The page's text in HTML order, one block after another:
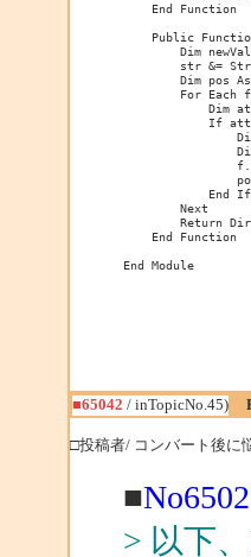
    End Function
Public
Dim
str &=
Dim pos
For Each
Dim
If
            End If
        Next
Return
    End Function
End Module
■65042 / inTopicNo.45)
□投稿者/ コンバート後に
■
> 以下